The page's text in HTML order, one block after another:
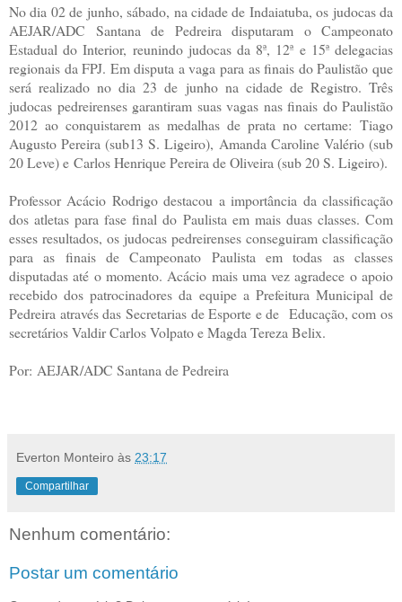
No dia 02 de junho, sábado, na cidade de Indaiatuba, os judocas da
AEJAR/ADC Santana de Pedreira disputaram o Campeonato
Estadual do Interior, reunindo judocas da 8ª, 12ª e 15ª delegacias
regionais da FPJ. Em disputa a vaga para as finais do Paulistão que
será realizado no dia 23 de junho na cidade de Registro. Três
judocas pedreirenses garantiram suas vagas nas finais do Paulistão
2012 ao conquistarem as medalhas de prata no certame: Tiago
Augusto Pereira (sub13 S. Ligeiro), Amanda Caroline Valério (sub
20 Leve) e Carlos Henrique Pereira de Oliveira (sub 20 S. Ligeiro).
Professor Acácio Rodrigo destacou a importância da classificação
dos atletas para fase final do Paulista em mais duas classes. Com
esses resultados, os judocas pedreirenses conseguiram classificação
para as finais de Campeonato Paulista em todas as classes
disputadas até o momento. Acácio mais uma vez agradece o apoio
recebido dos patrocinadores da equipe a Prefeitura Municipal de
Pedreira através das Secretarias de Esporte e de Educação, com os
secretários Valdir Carlos Volpato e Magda Tereza Belix.
Por: AEJAR/ADC Santana de Pedreira
Everton Monteiro às 23:17
Compartilhar
Nenhum comentário:
Postar um comentário